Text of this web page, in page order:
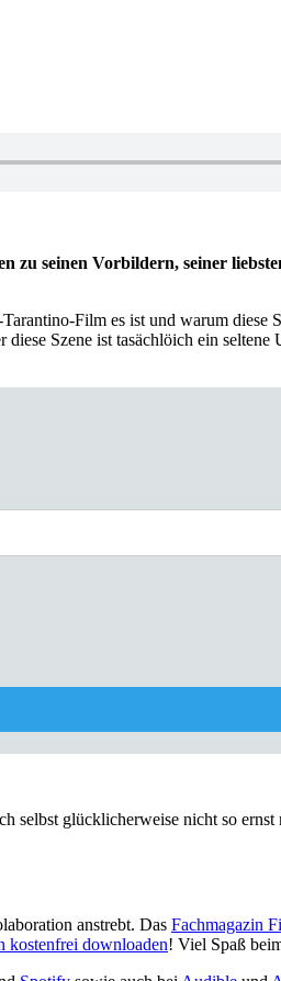
seinen Vorbildern, seiner
Film es ist und warum diese
Szene ist tasächlöich ein
selbst glücklicherweise nicht so
anstrebt. Das Fachmagazin
kostenfrei downloaden! Viel Spaß